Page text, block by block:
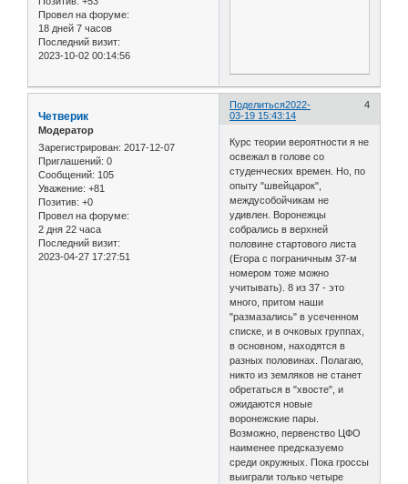
Провел на форуме:
18 дней 7 часов
Последний визит:
2023-10-02 00:14:56
Поделиться 4
2022-
03-19 15:43:14
Четверик
Модератор
Зарегистрирован: 2017-12-07
Приглашений: 0
Сообщений: 105
Уважение: +81
Позитив: +0
Провел на форуме:
2 дня 22 часа
Последний визит:
2023-04-27 17:27:51
Курс теории вероятности я не
освежал в голове со
студенческих времен. Но, по
опыту "швейцарок",
междусобойчикам не
удивлен. Воронежцы
собрались в верхней
половине стартового листа
(Егора с пограничным 37-м
номером тоже можно
учитывать). 8 из 37 - это
много, притом наши
"размазались" в усеченном
списке, и в очковых группах,
в основном, находятся в
разных половинах. Полагаю,
никто из земляков не станет
обретаться в "хвосте", и
ожидаются новые
воронежские пары.
Возможно, первенство ЦФО
наименее предсказуемо
среди окружных. Пока гроссы
выиграли только четыре